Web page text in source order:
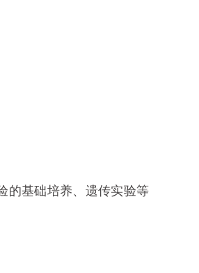
的基础培养、遗传实验等